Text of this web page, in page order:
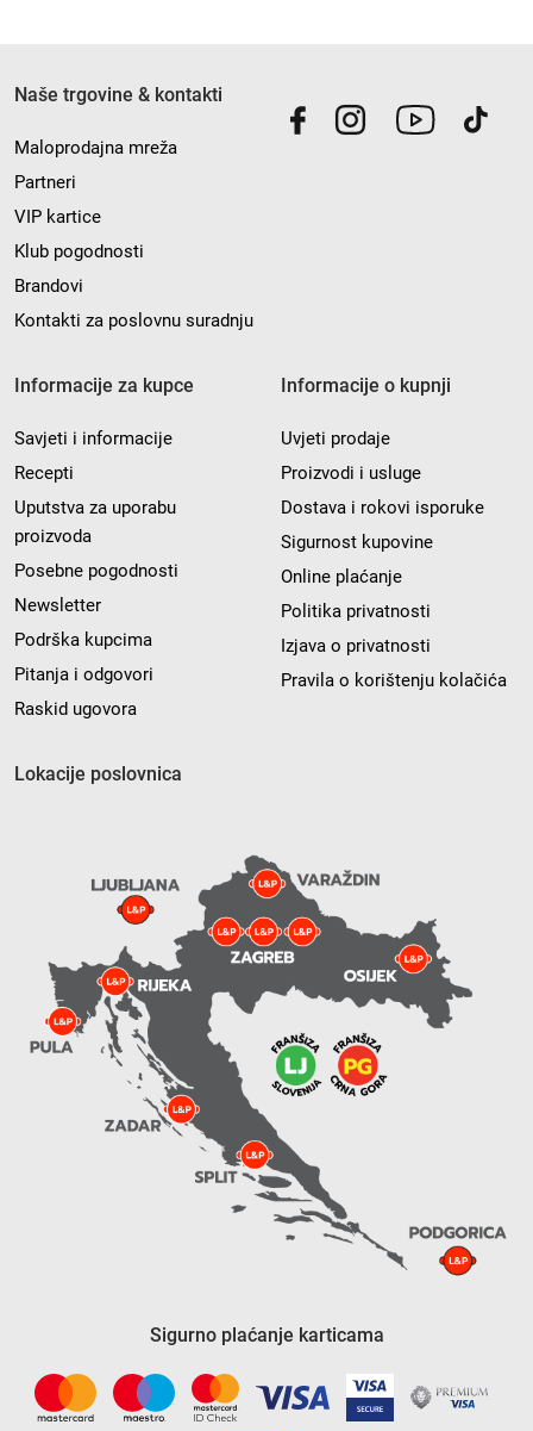
Naše trgovine & kontakti
Maloprodajna mreža
Partneri
VIP kartice
Klub pogodnosti
Brandovi
Kontakti za poslovnu suradnju
Informacije za kupce
Savjeti i informacije
Recepti
Uputstva za uporabu
proizvoda
Posebne pogodnosti
Newsletter
Podrška kupcima
Pitanja i odgovori
Raskid ugovora
Informacije o kupnji
Uvjeti prodaje
Proizvodi i usluge
Dostava i rokovi isporuke
Sigurnost kupovine
Online plaćanje
Politika privatnosti
Izjava o privatnosti
Pravila o korištenju kolačića
Lokacije poslovnica
Sigurno plaćanje karticama